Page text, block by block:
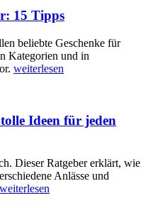
15 Tipps
beliebte Geschenke für
Kategorien und in
weiterlesen
Ideen für jeden
Dieser Ratgeber erklärt, wie
Anlässe und
weiterlesen